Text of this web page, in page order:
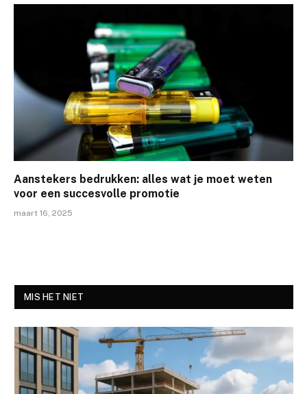
Aanstekers bedrukken: alles wat je moet weten
voor een succesvolle promotie
maart 16, 2025
MIS HET NIET